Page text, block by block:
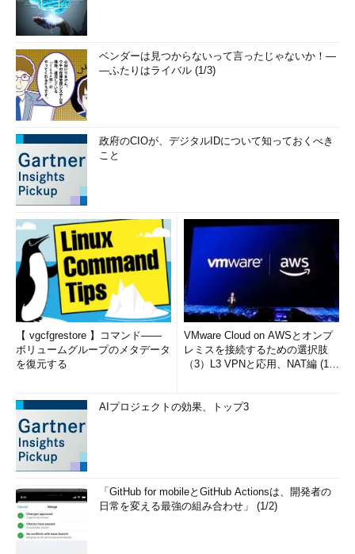
ベンダーは見つからないって言ったじゃないか！―
―ふたりはライバル (1/3)
政府のCIOが、デジタルIDについて知っておくべき
こと
【 vgcfgrestore 】コマンド――
ボリュームグループのメタデータ
を復元する
VMware Cloud on AWSとオンプ
レミスを接続するための選択肢
（3）L3 VPNと応用、NAT編 (1/
AIプロジェクトの効果、トップ3
「GitHub for mobileとGitHub Actionsは、開発者の
日常を変える最強の組み合わせ」 (1/2)